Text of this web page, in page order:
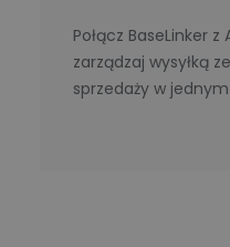
Połącz BaseLinker
zarządzaj wysyłką
sprzedaży w